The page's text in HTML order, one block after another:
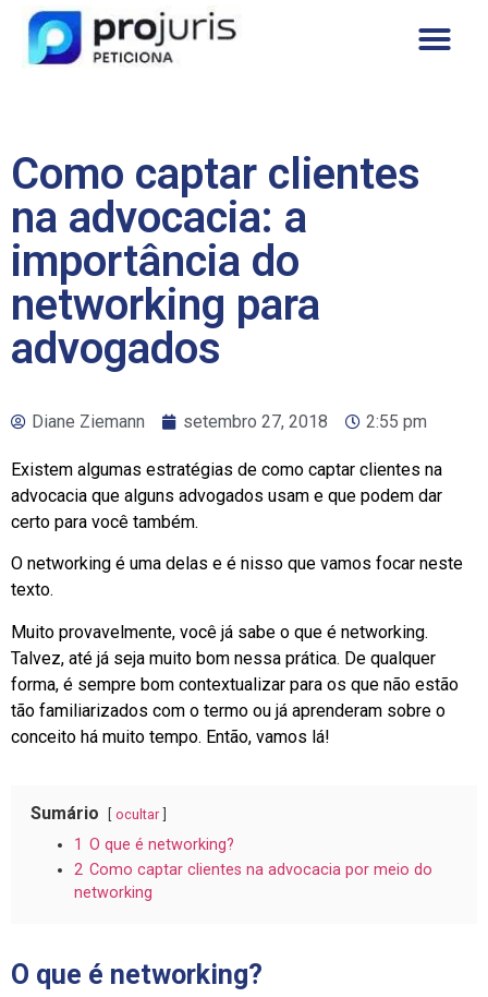
Como captar clientes
na advocacia: a
importância do
networking para
advogados
Diane Ziemann setembro 27, 2018 2:55 pm
Existem algumas estratégias de como captar clientes na
advocacia que alguns advogados usam e que podem dar
certo para você também.
O networking é uma delas e é nisso que vamos focar neste
texto.
Muito provavelmente, você já sabe o que é networking.
Talvez, até já seja muito bom nessa prática. De qualquer
forma, é sempre bom contextualizar para os que não estão
tão familiarizados com o termo ou já aprenderam sobre o
conceito há muito tempo. Então, vamos lá!
Sumário ocultar
1 O que é networking?
2 Como captar clientes na advocacia por meio do
networking
O que é networking?